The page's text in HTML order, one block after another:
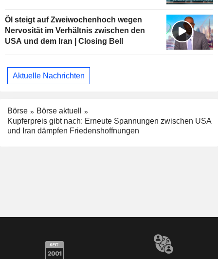
Öl steigt auf Zweiwochenhoch wegen
Nervosität im Verhältnis zwischen den
USA und dem Iran | Closing Bell
Aktuelle Nachrichten
Börse
Börse aktuell
Kupferpreis gibt nach: Erneute Spannungen zwischen USA
und Iran dämpfen Friedenshoffnungen